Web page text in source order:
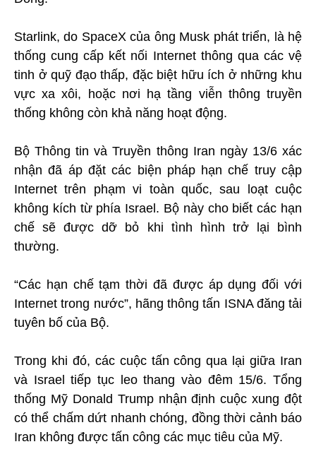
Starlink, do SpaceX của ông Musk phát triển, là hệ
thống cung cấp kết nối Internet thông qua các vệ
tinh ở quỹ đạo thấp, đặc biệt hữu ích ở những khu
vực xa xôi, hoặc nơi hạ tầng viễn thông truyền
thống không còn khả năng hoạt động.
Bộ Thông tin và Truyền thông Iran ngày 13/6 xác
nhận đã áp đặt các biện pháp hạn chế truy cập
Internet trên phạm vi toàn quốc, sau loạt cuộc
không kích từ phía Israel. Bộ này cho biết các hạn
chế sẽ được dỡ bỏ khi tình hình trở lại bình
thường.
“Các hạn chế tạm thời đã được áp dụng đối với
Internet trong nước”, hãng thông tấn ISNA đăng tải
tuyên bố của Bộ.
Trong khi đó, các cuộc tấn công qua lại giữa Iran
và Israel tiếp tục leo thang vào đêm 15/6. Tổng
thống Mỹ Donald Trump nhận định cuộc xung đột
có thể chấm dứt nhanh chóng, đồng thời cảnh báo
Iran không được tấn công các mục tiêu của Mỹ.